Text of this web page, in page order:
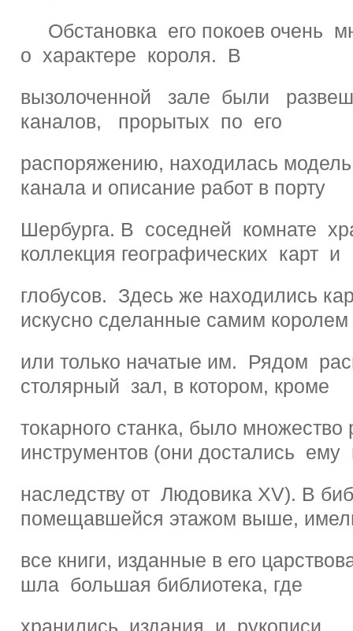
Обстановка его покоев очень
о характере короля. В
вызолоченной зале были
каналов, прорытых по его
распоряжению, находилась модель
канала и описание работ в порту
Шербурга. В соседней комнате
коллекция географических карт и
глобусов. Здесь же находились
искусно сделанные самим королем
или только начатые им. Рядом
столярный зал, в котором, кроме
токарного станка, было множество
инструментов (они достались ему
наследству от Людовика XV). В
помещавшейся этажом выше,
все книги, изданные в его
шла большая библиотека, где
хранились издания и рукописи,